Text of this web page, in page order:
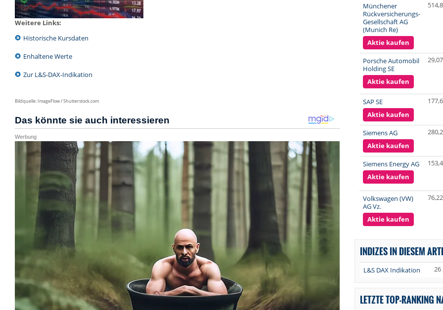
Weitere Links:
Historische Kursdaten
Enhaltene Werte
Zur L&S-DAX-Indikation
Bildquelle: ImageFlow / Shutterstock.com
Münchener
Rückversicherungs-
Gesellschaft AG
(Munich Re)
Aktie kaufen
Porsche Automobil
Holding SE
Aktie kaufen
29,07
SAP SE
Aktie kaufen
Siemens AG
Aktie kaufen
Siemens Energy AG
Aktie kaufen
Volkswagen (VW)
AG Vz.
Aktie kaufen
76,22
INDIZES IN DIESEM
L&S DAX Indikation 26
LETZTE TOP-RANKING